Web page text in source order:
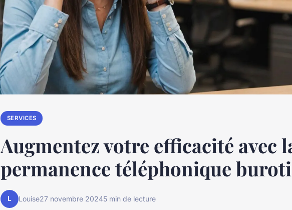
SERVICES
Augmentez votre efficacité avec
permanence téléphonique
L Louise27 novembre 20245 min de lecture